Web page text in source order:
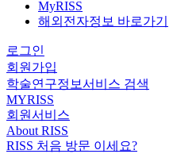
MyRISS
해외전자정보 바로가기
로그인
회원가입
학술연구정보서비스 검색
MYRISS
회원서비스
About RISS
RISS 처음 방문 이세요?